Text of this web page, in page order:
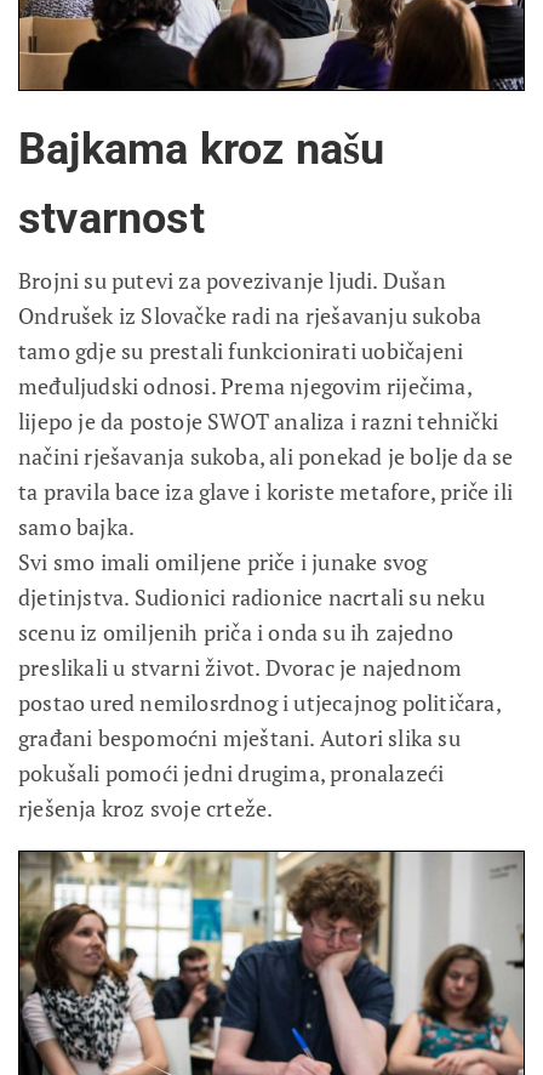
Bajkama kroz našu
stvarnost
Brojni su putevi za povezivanje ljudi. Dušan
Ondrušek iz Slovačke radi na rješavanju sukoba
tamo gdje su prestali funkcionirati uobičajeni
međuljudski odnosi. Prema njegovim riječima,
lijepo je da postoje SWOT analiza i razni tehnički
načini rješavanja sukoba, ali ponekad je bolje da se
ta pravila bace iza glave i koriste metafore, priče ili
samo bajka.
Svi smo imali omiljene priče i junake svog
djetinjstva. Sudionici radionice nacrtali su neku
scenu iz omiljenih priča i onda su ih zajedno
preslikali u stvarni život. Dvorac je najednom
postao ured nemilosrdnog i utjecajnog političara,
građani bespomoćni mještani. Autori slika su
pokušali pomoći jedni drugima, pronalazeći
rješenja kroz svoje crteže.